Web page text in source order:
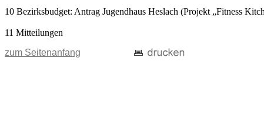
10 Bezirksbudget: Antrag Jugendhaus Heslach (Projekt „Fitness
11 Mitteilungen
zum Seitenanfang